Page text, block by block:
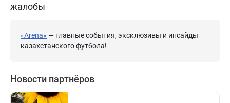
жалобы
«Arena» — главные события, эксклюзивы и инсайды
казахстанского футбола!